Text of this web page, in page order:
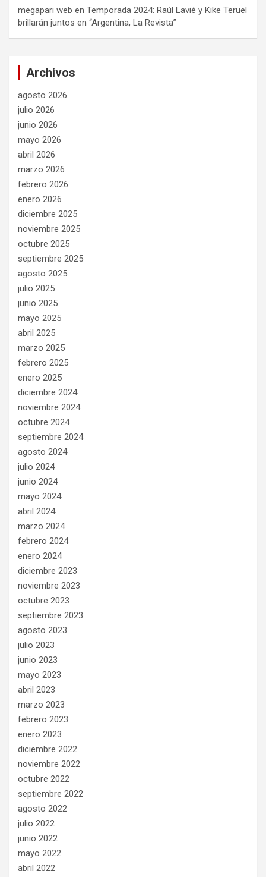
megapari web en Temporada 2024: Raúl Lavié y Kike Teruel
brillarán juntos en “Argentina, La Revista”
Archivos
agosto 2026
julio 2026
junio 2026
mayo 2026
abril 2026
marzo 2026
febrero 2026
enero 2026
diciembre 2025
noviembre 2025
octubre 2025
septiembre 2025
agosto 2025
julio 2025
junio 2025
mayo 2025
abril 2025
marzo 2025
febrero 2025
enero 2025
diciembre 2024
noviembre 2024
octubre 2024
septiembre 2024
agosto 2024
julio 2024
junio 2024
mayo 2024
abril 2024
marzo 2024
febrero 2024
enero 2024
diciembre 2023
noviembre 2023
octubre 2023
septiembre 2023
agosto 2023
julio 2023
junio 2023
mayo 2023
abril 2023
marzo 2023
febrero 2023
enero 2023
diciembre 2022
noviembre 2022
octubre 2022
septiembre 2022
agosto 2022
julio 2022
junio 2022
mayo 2022
abril 2022